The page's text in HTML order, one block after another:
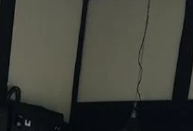
んの料理教室を開催しました。 昨日は7名のお
母様参加に7名の赤ちゃんとお店が狭くてすみ
ませんでした。 今日は4名と2名のお子さんで穏
やかなレッスンとなりました。 今回で3回の
座も終了となりました。皆様の切実な子育て